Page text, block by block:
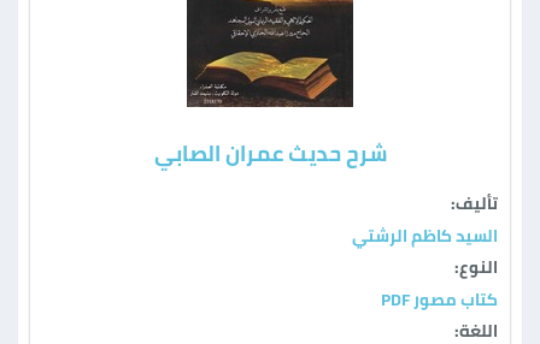
شرح حديث عمران الصابي
تأليف:
السيد كاظم الرشتي
النوع:
كتاب مصور PDF
اللغة: